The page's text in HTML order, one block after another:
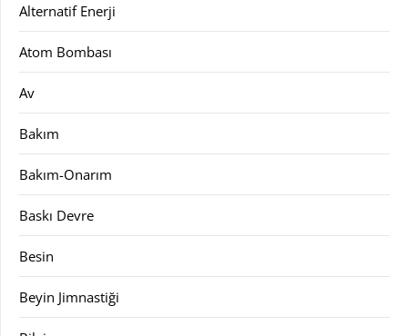
Alternatif Enerji
Atom Bombası
Av
Bakım
Bakım-Onarım
Baskı Devre
Besin
Beyin Jimnastiği